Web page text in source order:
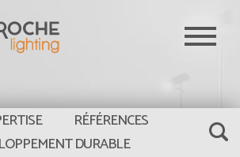
RÉFÉRENCES
DURABLE